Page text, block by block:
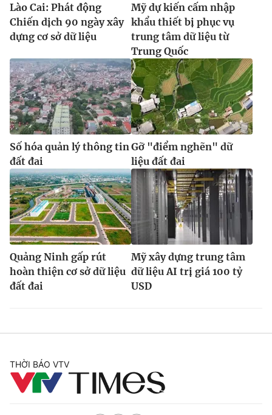
Lào Cai: Phát động
Chiến dịch 90 ngày xây
dựng cơ sở dữ liệu
Mỹ dự kiến cấm nhập
khẩu thiết bị phục vụ
trung tâm dữ liệu từ
Trung Quốc
Số hóa quản lý thông tin
đất đai
Gỡ "điểm nghẽn" dữ
liệu đất đai
Quảng Ninh gấp rút
hoàn thiện cơ sở dữ liệu
đất đai
Mỹ xây dựng trung tâm
dữ liệu AI trị giá 100 tỷ
USD
THỜI BÁO VTV